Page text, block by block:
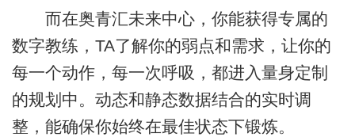
而在奥青汇未来中心，你能获得专属的
数字教练，TA了解你的弱点和需求，让你的
每一个动作，每一次呼吸，都进入量身定制
的规划中。动态和静态数据结合的实时调
整，能确保你始终在最佳状态下锻炼。